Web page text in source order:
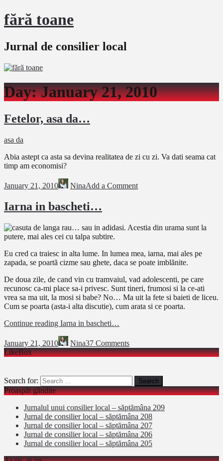
fără toane
Jurnal de consilier local
Day:January 21, 2010
Fetelor, asa da…
asa da
Abia astept ca asta sa devina realitatea de zi cu zi. Va dati seama cat
timp am economisi?
January 21, 2010 NinaAdd a Comment
Iarna in bascheti…
… sau in adidasi. Acestia din urama sunt la
putere, mai ales cei cu talpa subtire.
Eu cred ca traiesc in alta lume. In lumea mea, iarna, mai ales pe
zapada, se poartă cizme sau ghete, daca se poate imblănite.
De doua zile, de cand vin cu tramvaiul, vad adolescenti, pe care
recunosc ca-mi place sa-i privesc. Sunt tineri, frumosi si la ce-ati
vrea sa ma uit, la mosi si babe? No… Ma uit la fete si baieti de liceu.
Cum se poarta (asta-i alta discutie), cum arata si ce poarta.
Continue reading Iarna in bascheti…
January 21, 2010 Nina37 Comments
LikeBox
Search for:
Proaspăt gândite
Jurnalul unui consilier local – săptămâna 209
Jurnal de consilier local – săptămâna 208
Jurnal de consilier local – săptămâna 207
Jurnal de consilier local – săptămâna 206
Jurnal de consilier local – săptămâna 205